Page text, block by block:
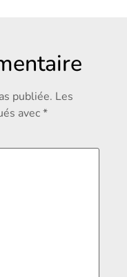
publiée. Les
avec*